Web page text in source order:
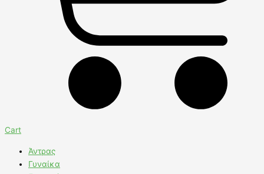
Cart
Άντρας
Γυναίκα